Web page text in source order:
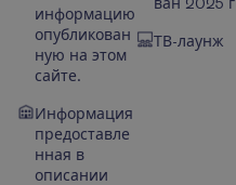
информацию
опубликован
ную на этом
сайте.
Информация
предоставле
нная в
описании
ТВ-лаунж